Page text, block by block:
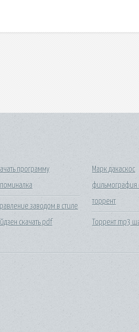
программу
заводом в стиле
скачать pdf
Марк дакаскос
фильмография
торрент
Торрент mp3